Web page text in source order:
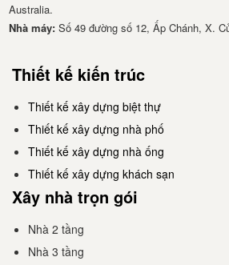
Australia.
Nhà má​y: Số 49 đường số 12, Ấp Chánh, X.
Thiết kế kiến trúc
Thiết kế xây dựng biệt thự
Thiết kế xây dựng nhà phố
Thiết kế xây dựng nhà ống
Thiết kế xây dựng khách sạn
Xây nhà trọn gói
Nhà 2 tầng
Nhà 3 tầng